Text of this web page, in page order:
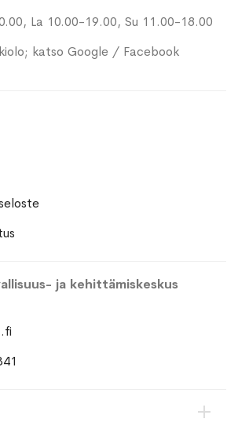
La 10.00-19.00, Su 11.00-18.00
katso Google / Facebook
ja kehittämiskeskus